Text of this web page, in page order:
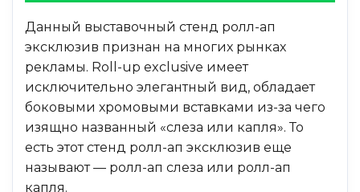
Данный выставочный стенд ролл-ап
эксклюзив признан на многих рынках
рекламы. Roll-up exclusive имеет
исключительно элегантный вид, обладает
боковыми хромовыми вставками из-за чего
изящно названный «слеза или капля». То
есть этот стенд ролл-ап эксклюзив еще
называют — ролл-ап слеза или ролл-ап
капля.